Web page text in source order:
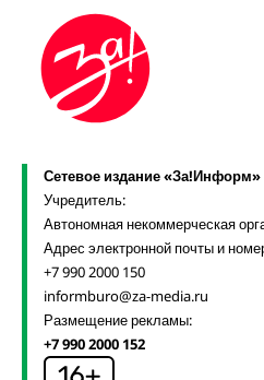
Сетевое издание «За!Информ»
Учредитель:
Автономная некоммерческая
Адрес электронной почты и
+7 990 2000 150
informburo@za-media.ru
Размещение рекламы:
+7 990 2000 152